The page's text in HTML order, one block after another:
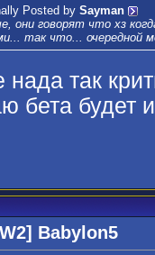
Posted by Sayman
они говорят что хз
так что... очередной
нада так
бета будет
Babylon5